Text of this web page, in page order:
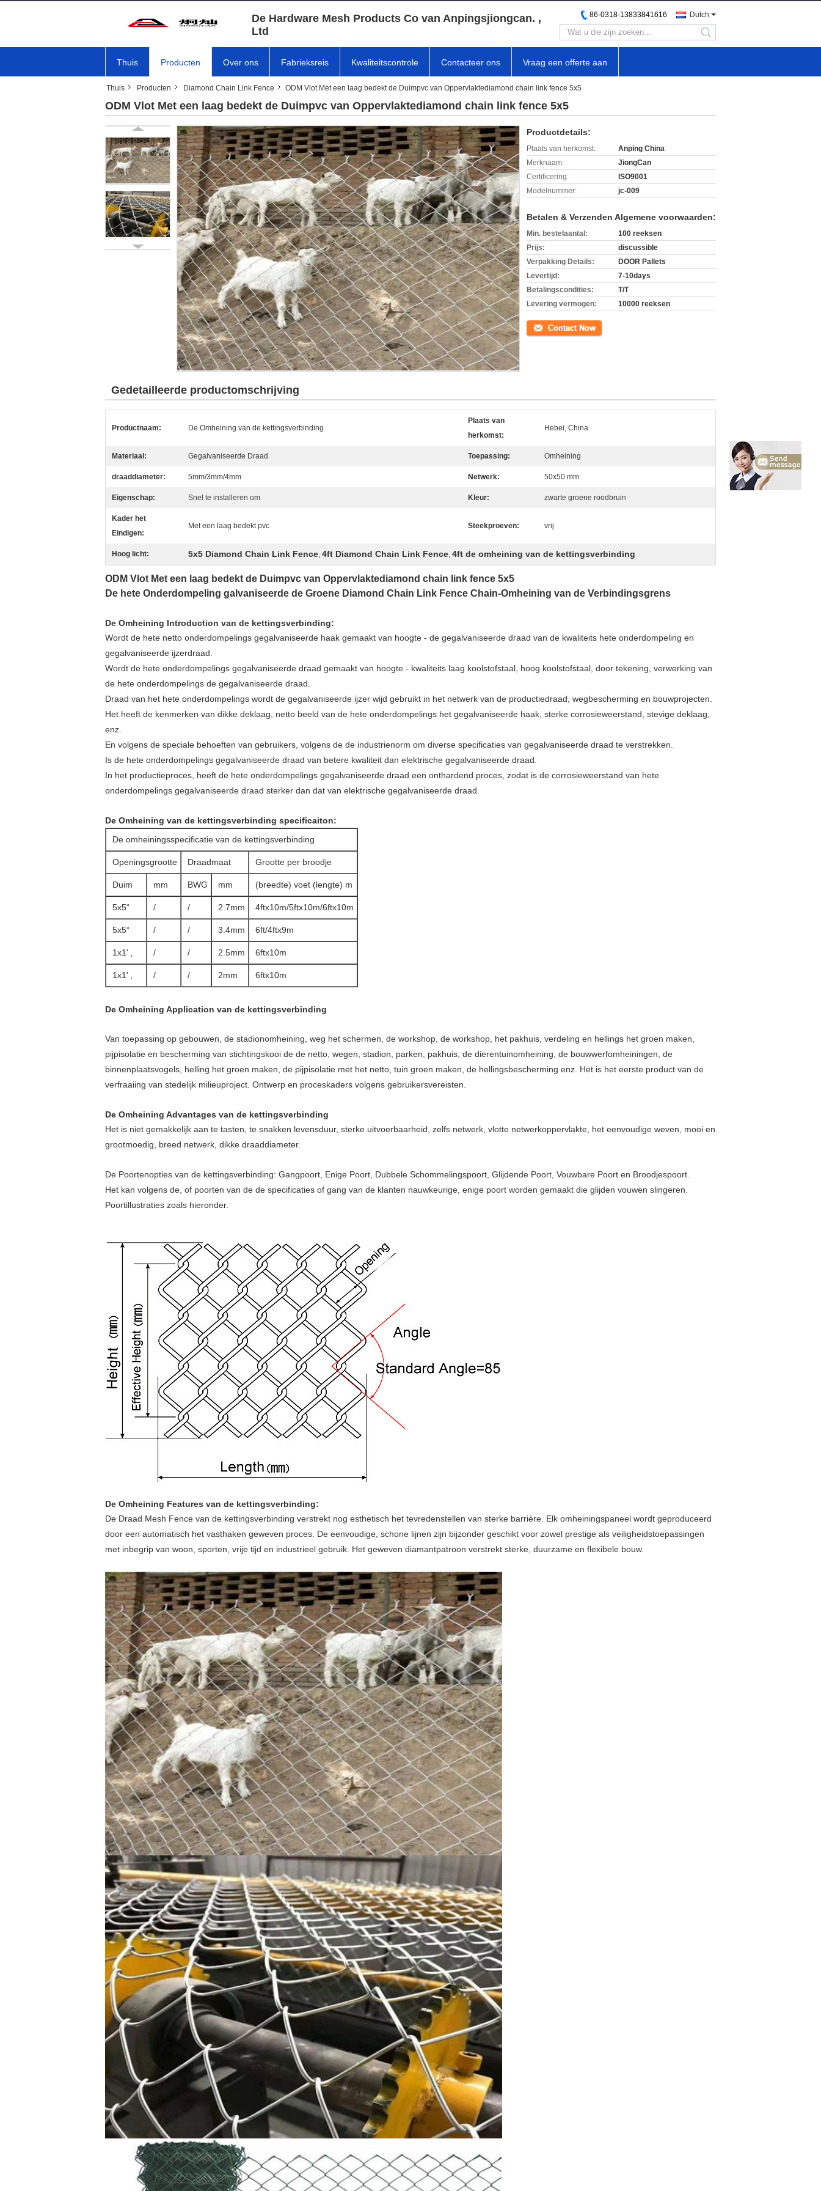
De Hardware Mesh Products Co van Anpingsjiongcan. ,
Ltd
Dutch
86-0318-13833841616
search
Thuis Producten Over ons Fabrieksreis Kwaliteitscontrole Contacteer ons Vraag een offerte aan
Thuis Producten Diamond Chain Link Fence ODM Vlot Met een laag bedekt de Duimpvc van Oppervlaktediamond chain link fence 5x5
ODM Vlot Met een laag bedekt de Duimpvc van Oppervlaktediamond chain link fence 5x5
Productdetails:
Plaats van herkomst:
Anping China
Merknaam:
JiongCan
Certificering:
ISO9001
Modelnummer:
jc-009
Betalen & Verzenden Algemene voorwaarden:
Min. bestelaantal:
100 reeksen
Prijs:
discussible
Verpakking Details:
DOOR Pallets
Levertijd:
7-10days
Betalingscondities:
T/T
Levering vermogen:
10000 reeksen
Contact
Gedetailleerde productomschrijving
Productnaam: De Omheining van de kettingsverbinding
Plaats van
herkomst:
Hebei, China
Materiaal: Gegalvaniseerde Draad Toepassing: Omheining
draaddiameter: 5mm/3mm/4mm Netwerk: 50x50 mm
Eigenschap: Snel te installeren om Kleur: zwarte groene roodbruin
Kader het
Eindigen:
Met een laag bedekt pvc Steekproeven: vrij
Hoog licht: 5x5 Diamond Chain Link Fence, 4ft Diamond Chain Link Fence, 4ft de omheining van de kettingsverbinding
ODM Vlot Met een laag bedekt de Duimpvc van Oppervlaktediamond chain link fence 5x5
De hete Onderdompeling galvaniseerde de Groene Diamond Chain Link Fence Chain-Omheining van de Verbindingsgrens
De Omheining Introduction van de kettingsverbinding:
Wordt de hete netto onderdompelings gegalvaniseerde haak gemaakt van hoogte - de gegalvaniseerde draad van de kwaliteits hete onderdompeling en
gegalvaniseerde ijzerdraad.
Wordt de hete onderdompelings gegalvaniseerde draad gemaakt van hoogte - kwaliteits laag koolstofstaal, hoog koolstofstaal, door tekening, verwerking van
de hete onderdompelings de gegalvaniseerde draad.
Draad van het hete onderdompelings wordt de gegalvaniseerde ijzer wijd gebruikt in het netwerk van de productiedraad, wegbescherming en bouwprojecten.
Het heeft de kenmerken van dikke deklaag, netto beeld van de hete onderdompelings het gegalvaniseerde haak, sterke corrosieweerstand, stevige deklaag,
enz.
En volgens de speciale behoeften van gebruikers, volgens de de industrienorm om diverse specificaties van gegalvaniseerde draad te verstrekken.
Is de hete onderdompelings gegalvaniseerde draad van betere kwaliteit dan elektrische gegalvaniseerde draad.
In het productieproces, heeft de hete onderdompelings gegalvaniseerde draad een onthardend proces, zodat is de corrosieweerstand van hete
onderdompelings gegalvaniseerde draad sterker dan dat van elektrische gegalvaniseerde draad.
De Omheining van de kettingsverbinding specificaiton:
De omheiningsspecificatie van de kettingsverbinding
Openingsgrootte Draadmaat Grootte per broodje
Duim mm BWG mm (breedte) voet (lengte) m
5x5“ / / 2.7mm 4ftx10m/5ftx10m/6ftx10m
5x5“ / / 3.4mm 6ft/4ftx9m
1x1' ‚ / / 2.5mm 6ftx10m
1x1' ‚ / / 2mm 6ftx10m
De Omheining Application van de kettingsverbinding
Van toepassing op gebouwen, de stadionomheining, weg het schermen, de workshop, de workshop, het pakhuis, verdeling en hellings het groen maken,
pijpisolatie en bescherming van stichtingskooi de de netto, wegen, stadion, parken, pakhuis, de dierentuinomheining, de bouwwerfomheiningen, de
binnenplaatsvogels, helling het groen maken, de pijpisolatie met het netto, tuin groen maken, de hellingsbescherming enz. Het is het eerste product van de
verfraaiing van stedelijk milieuproject. Ontwerp en proceskaders volgens gebruikersvereisten.
De Omheining Advantages van de kettingsverbinding
Het is niet gemakkelijk aan te tasten, te snakken levensduur, sterke uitvoerbaarheid, zelfs netwerk, vlotte netwerkoppervlakte, het eenvoudige weven, mooi en
grootmoedig, breed netwerk, dikke draaddiameter.
De Poortenopties van de kettingsverbinding: Gangpoort, Enige Poort, Dubbele Schommelingspoort, Glijdende Poort, Vouwbare Poort en Broodjespoort.
Het kan volgens de, of poorten van de de specificaties of gang van de klanten nauwkeurige, enige poort worden gemaakt die glijden vouwen slingeren.
Poortillustraties zoals hieronder.
De Omheining Features van de kettingsverbinding:
De Draad Mesh Fence van de kettingsverbinding verstrekt nog esthetisch het tevredenstellen van sterke barrière. Elk omheiningspaneel wordt geproduceerd
door een automatisch het vasthaken geweven proces. De eenvoudige, schone lijnen zijn bijzonder geschikt voor zowel prestige als veiligheidstoepassingen
met inbegrip van woon, sporten, vrije tijd en industrieel gebruik. Het geweven diamantpatroon verstrekt sterke, duurzame en flexibele bouw.